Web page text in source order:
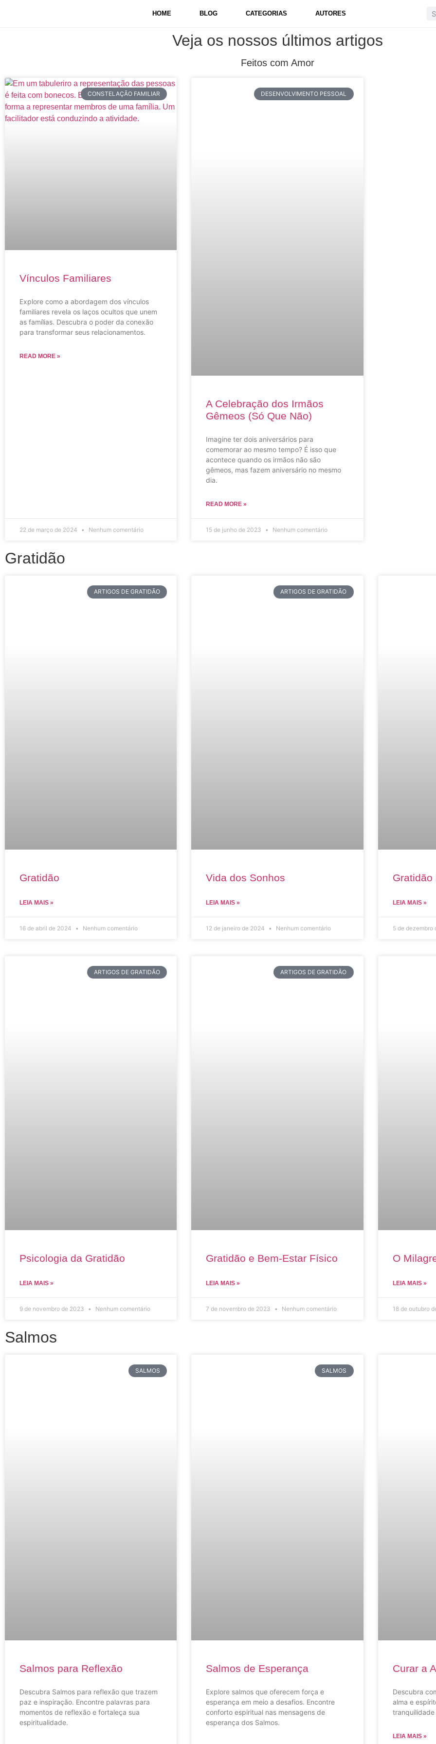
HOME BLOG CATEGORIAS AUTORES
Veja os nossos últimos artigos
Feitos com Amor
CONSTELAÇÃO FAMILIAR
Vínculos Familiares
Explore como a abordagem dos vínculos
familiares revela os laços ocultos que unem
as famílias. Descubra o poder da conexão
para transformar seus relacionamentos.
READ MORE »
22 de março de 2024 Nenhum comentário
DESENVOLVIMENTO PESSOAL
A Celebração dos Irmãos
Gêmeos (Só Que Não)
Imagine ter dois aniversários para
comemorar ao mesmo tempo? É isso que
acontece quando os irmãos não são
gêmeos, mas fazem aniversário no mesmo
dia.
READ MORE »
15 de junho de 2023 Nenhum comentário
Gratidão
ARTIGOS DE GRATIDÃO
Gratidão
LEIA MAIS »
16 de abril de 2024 Nenhum comentário
ARTIGOS DE GRATIDÃO
Vida dos Sonhos
LEIA MAIS »
12 de janeiro de 2024 Nenhum comentário
Gratidão
LEIA MAIS »
5 de dezembro
ARTIGOS DE GRATIDÃO
Psicologia da Gratidão
LEIA MAIS »
9 de novembro de 2023 Nenhum comentário
ARTIGOS DE GRATIDÃO
Gratidão e Bem-Estar Físico
LEIA MAIS »
7 de novembro de 2023 Nenhum comentário
O
LEIA MAIS »
18 de outubro
Salmos
SALMOS
Salmos para Reflexão
Descubra Salmos para reflexão que trazem
paz e inspiração. Encontre palavras para
momentos de reflexão e fortaleça sua
espiritualidade.
SALMOS
Salmos de Esperança
Explore salmos que oferecem força e
esperança em meio a desafios. Encontre
conforto espiritual nas mensagens de
esperança dos Salmos.
Curar a
Descubra
alma e
LEIA MAIS »